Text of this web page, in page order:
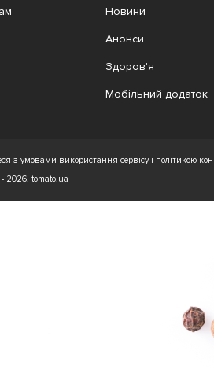
Новини
Анонси
Здоров'я
Мобільний додаток
умовами використання сервісу і політикою
2026. tomato.ua